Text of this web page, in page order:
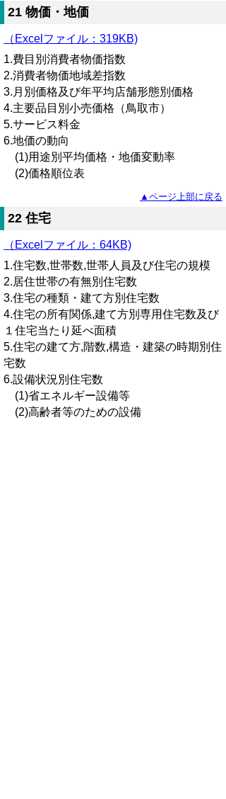
21 物価・地価
（Excelファイル：319KB)
1.費目別消費者物価指数
2.消費者物価地域差指数
3.月別価格及び年平均店舗形態別価格
4.主要品目別小売価格（鳥取市）
5.サービス料金
6.地価の動向
(1)用途別平均価格・地価変動率
(2)価格順位表
▲ページ上部に戻る
22 住宅
（Excelファイル：64KB)
1.住宅数,世帯数,世帯人員及び住宅の規模
2.居住世帯の有無別住宅数
3.住宅の種類・建て方別住宅数
4.住宅の所有関係,建て方別専用住宅数及び
１住宅当たり延べ面積
5.住宅の建て方,階数,構造・建築の時期別住
宅数
6.設備状況別住宅数
(1)省エネルギー設備等
(2)高齢者等のための設備